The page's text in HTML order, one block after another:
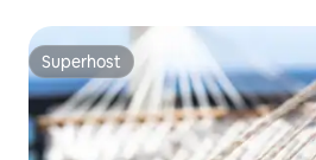
Superhost
Superhost